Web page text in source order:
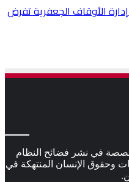
الأوقاف الجعفرية تفرض
في نشر فضائح النظام
وحقوق الإنسان المنتهكة في